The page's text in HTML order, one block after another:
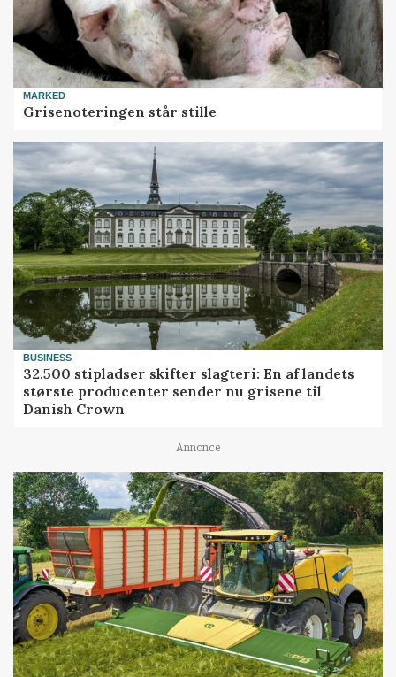
MARKED
Grisenoteringen står stille
BUSINESS
32.500 stipladser skifter slagteri: En af landets
største producenter sender nu grisene til
Danish Crown
Annonce